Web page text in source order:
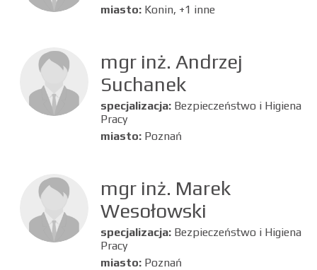
miasto: Konin, +1 inne
mgr inż. Andrzej
Suchanek
specjalizacja: Bezpieczeństwo i Higiena
Pracy
miasto: Poznań
mgr inż. Marek
Wesołowski
specjalizacja: Bezpieczeństwo i Higiena
Pracy
miasto: Poznań